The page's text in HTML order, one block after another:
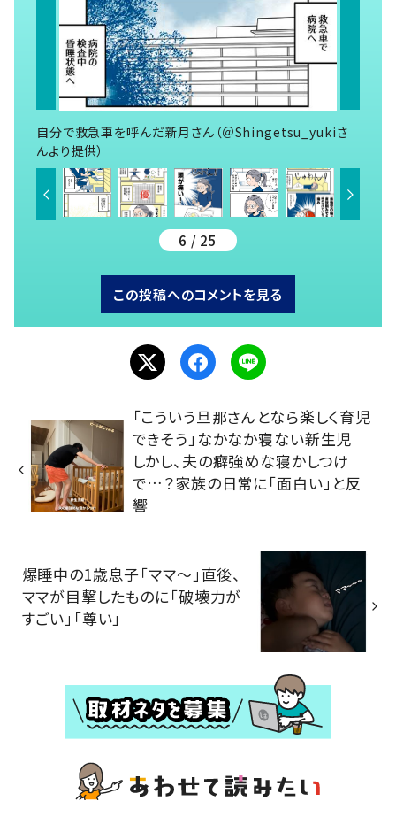
自分で救急車を呼んだ新月さん（＠Shingetsu_yukiさ
んより提供）
6 / 25
この投稿へのコメントを見る
「こういう旦那さんとなら楽しく育児
できそう」なかなか寝ない新生児
しかし、夫の癖強めな寝かしつけ
で…？家族の日常に「面白い」と反
響
爆睡中の1歳息子「ママ～」直後、
ママが目撃したものに「破壊力が
すごい」「尊い」